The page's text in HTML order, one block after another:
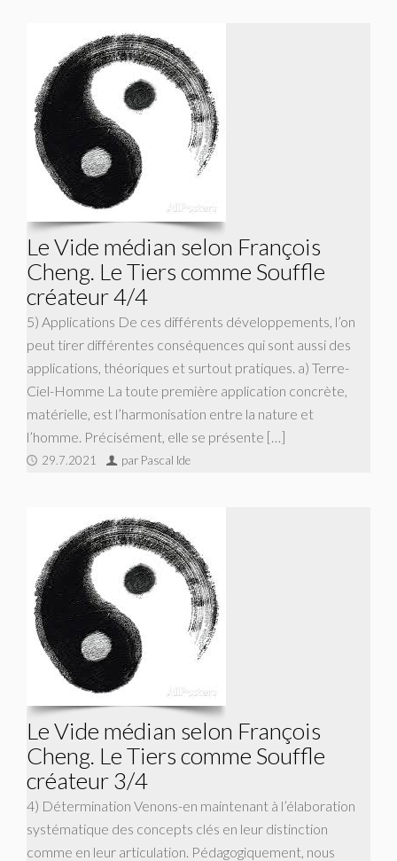
Le Vide médian selon François
Cheng. Le Tiers comme Souffle
créateur 4/4
5) Applications De ces différents développements, l’on
peut tirer différentes conséquences qui sont aussi des
applications, théoriques et surtout pratiques. a) Terre-
Ciel-Homme La toute première application concrète,
matérielle, est l’harmonisation entre la nature et
l’homme. Précisément, elle se présente […]
29.7.2021 par Pascal Ide
Le Vide médian selon François
Cheng. Le Tiers comme Souffle
créateur 3/4
4) Détermination Venons-en maintenant à l’élaboration
systématique des concepts clés en leur distinction
comme en leur articulation. Pédagogiquement, nous